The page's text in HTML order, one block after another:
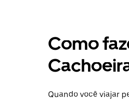
Como
Quando você viajar